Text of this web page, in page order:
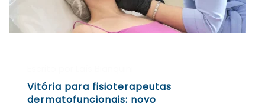
Vitória para fisioterapeutas
dermatofuncionais: novo